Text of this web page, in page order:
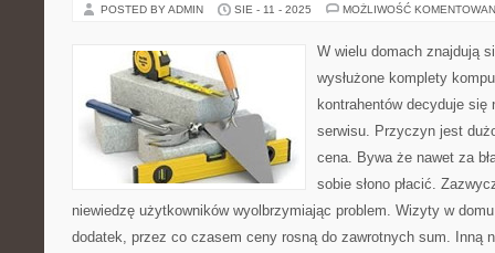
POSTED BY ADMIN SIE - 11 - 2025 MOŻLIWOŚĆ
W wielu domach znajdują
wysłużone komplety
kontrahentów decyduje się
serwisu. Przyczyn jest
cena. Bywa że nawet za
sobie słono płacić.
niewiedzę użytkowników wyolbrzymiając problem. Wizyty w
dodatek, przez co czasem ceny rosną do zawrotnych sum. Inną